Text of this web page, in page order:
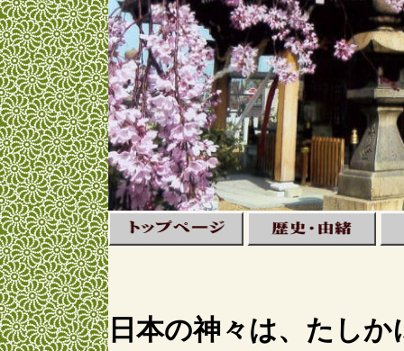
日本の神々は、たし